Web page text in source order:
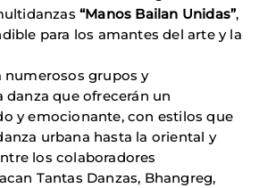
“Manos Bailan Unidas”,
para los amantes del arte y la
numerosos grupos y
danza que ofrecerán un
y emocionante, con estilos que
urbana hasta la oriental y
los colaboradores
Tantas Danzas, Bhangreg,